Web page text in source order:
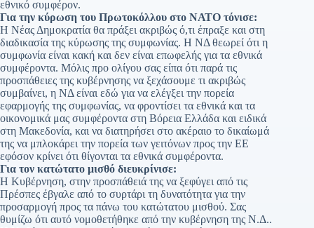
εθνικό συμφέρον.
Για την κύρωση του Πρωτοκόλλου στο ΝΑΤΟ τόνισε:
Η Νέας Δημοκρατία θα πράξει ακριβώς ό,τι έπραξε και στη
διαδικασία της κύρωσης της συμφωνίας. Η ΝΔ θεωρεί ότι η
συμφωνία είναι κακή και δεν είναι επωφελής για τα εθνικά
συμφέροντα. Μόλις προ ολίγου σας είπα ότι παρά τις
προσπάθειες της κυβέρνησης να ξεχάσουμε τι ακριβώς
συμβαίνει, η ΝΔ είναι εδώ για να ελέγξει την πορεία
εφαρμογής της συμφωνίας, να φροντίσει τα εθνικά και τα
οικονομικά μας συμφέροντα στη Βόρεια Ελλάδα και ειδικά
στη Μακεδονία, και να διατηρήσει στο ακέραιο το δικαίωμά
της να μπλοκάρει την πορεία των γειτόνων προς την ΕΕ
εφόσον κρίνει ότι θίγονται τα εθνικά συμφέροντα.
Για τον κατώτατο μισθό διευκρίνισε:
Η Κυβέρνηση, στην προσπάθειά της να ξεφύγει από τις
Πρέσπες έβγαλε από το συρτάρι τη δυνατότητα για την
προσαρμογή προς τα πάνω του κατώτατου μισθού. Σας
θυμίζω ότι αυτό νομοθετήθηκε από την κυβέρνηση της Ν.Δ..